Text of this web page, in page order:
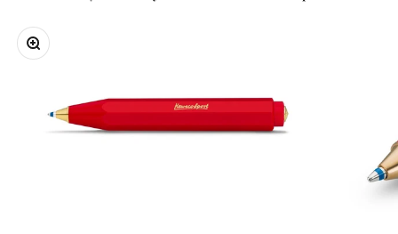
Zoomer sur l'image